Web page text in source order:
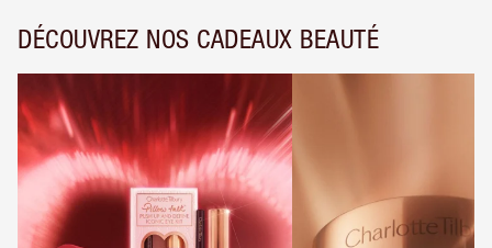
DÉCOUVREZ NOS CADEAUX BEAUTÉ